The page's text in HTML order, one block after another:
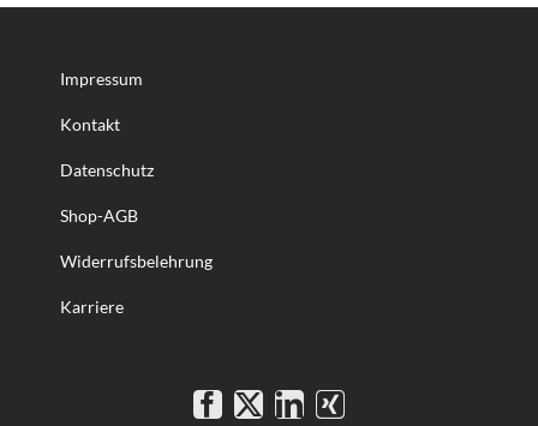
Impressum
Kontakt
Datenschutz
Shop-AGB
Widerrufsbelehrung
Karriere